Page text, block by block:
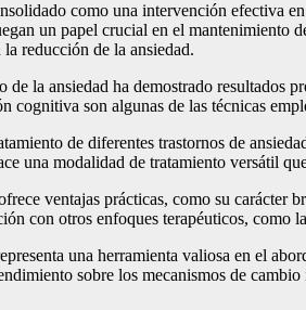
como una intervención efectiva
un papel crucial en el
reducción de la ansiedad.
la ansiedad ha demostrado resultados
cognitiva son algunas de las técnicas
de diferentes trastornos de
una modalidad de tratamiento versátil
ventajas prácticas, como su
con otros enfoques terapéuticos, como
una herramienta valiosa en el
sobre los mecanismos de